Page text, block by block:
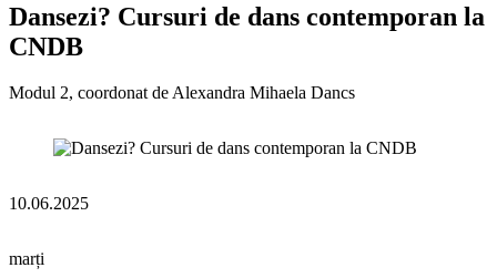
Dansezi? Cursuri de dans contemporan la
CNDB
Modul 2, coordonat de Alexandra Mihaela Dancs
10.06.2025
marți